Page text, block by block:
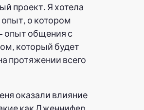
проект. Я хотела
опыт, о котором
опыт общения с
который будет
протяжении всего
оказали влияние